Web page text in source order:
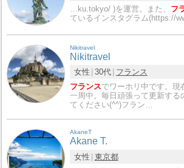
…ku.tokyo/ )を運営。また、 フ
ているインスタグラム(https://
Nikitravel
Nikitravel
女性 30代
フランス
フランスでワーホリ中です。現
一周中。毎日頑張って更新する
てください(^^)フラン…
AkaneT
Akane T.
女性 東京都